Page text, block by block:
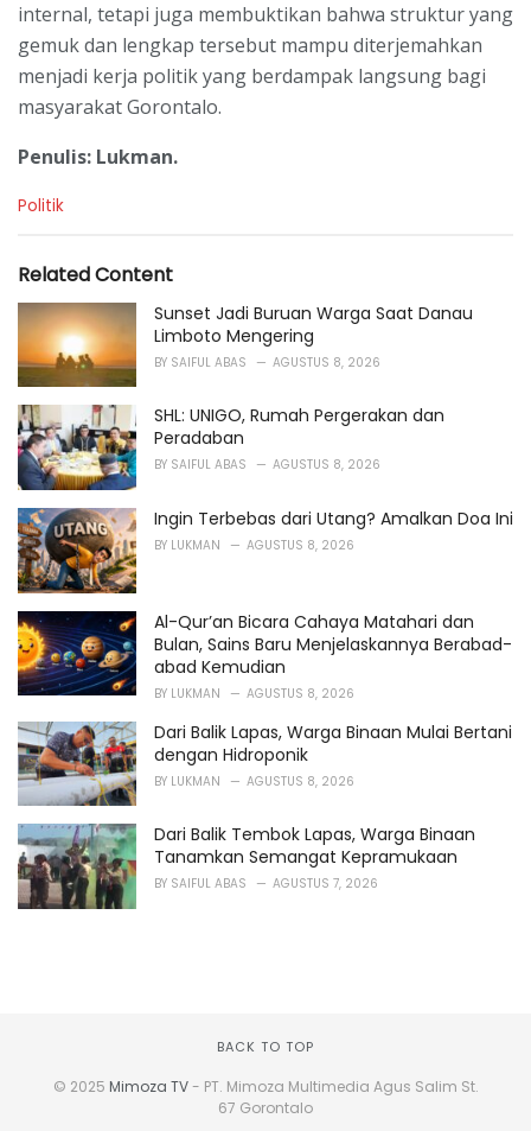
internal, tetapi juga membuktikan bahwa struktur yang
gemuk dan lengkap tersebut mampu diterjemahkan
menjadi kerja politik yang berdampak langsung bagi
masyarakat Gorontalo.
Penulis: Lukman.
C
e
o
e
:
Politik
Related Content
Sunset Jadi Buruan Warga Saat Danau
Limboto Mengering
BY SAIFUL ABAS AGUSTUS 8, 2026
SHL: UNIGO, Rumah Pergerakan dan
Peradaban
BY SAIFUL ABAS AGUSTUS 8, 2026
Ingin Terbebas dari Utang? Amalkan Doa Ini
BY LUKMAN AGUSTUS 8, 2026
Al-Qur’an Bicara Cahaya Matahari dan
Bulan, Sains Baru Menjelaskannya Berabad-
abad Kemudian
BY LUKMAN AGUSTUS 8, 2026
Dari Balik Lapas, Warga Binaan Mulai Bertani
dengan Hidroponik
BY LUKMAN AGUSTUS 8, 2026
Dari Balik Tembok Lapas, Warga Binaan
Tanamkan Semangat Kepramukaan
BY SAIFUL ABAS AGUSTUS 7, 2026
BACK TO TOP
© 2025 Mimoza TV- PT. Mimoza Multimedia Agus Salim St.
67 Gorontalo